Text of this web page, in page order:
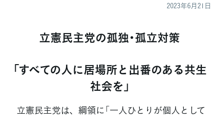
2023年6月21日
立憲民主党の孤独･孤立対策
「すべての人に居場所と出番のある共生
社会を」
立憲民主党は、綱領に「一人ひとりが個人として